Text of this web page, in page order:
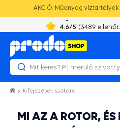
AKCIÓ: Műanyag víztartályok
4.6/5 (3489
Kifejezések szótára
MI AZ A ROTOR, ÉS